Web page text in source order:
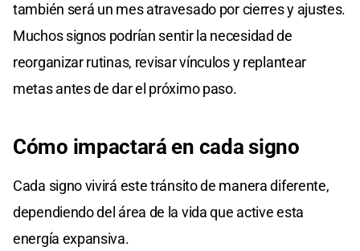
también será un mes atravesado por cierres y ajustes.
Muchos signos podrían sentir la necesidad de
reorganizar rutinas, revisar vínculos y replantear
metas antes de dar el próximo paso.
Cómo impactará en cada signo
Cada signo vivirá este tránsito de manera diferente,
dependiendo del área de la vida que active esta
energía expansiva.